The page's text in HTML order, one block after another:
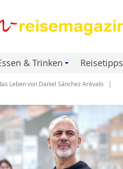
& Trinken Reisetipps
Leben von Daniel Sánchez Arévalo